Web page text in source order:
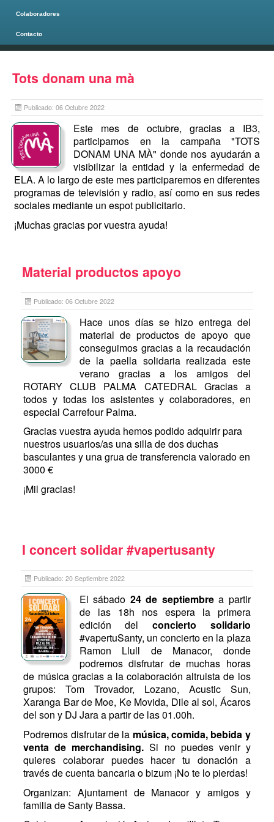
Colaboradores
Contacto
Tots donam una mà
Publicado: 06 Octubre 2022
Este mes de octubre, gracias a IB3,
participamos en la campaña "TOTS
DONAM UNA MÀ" donde nos ayudarán a
visibilizar la entidad y la enfermedad de
ELA. A lo largo de este mes participaremos en diferentes
programas de televisión y radio, así como en sus redes
sociales mediante un espot publicitario.
¡Muchas gracias por vuestra ayuda!
Material productos apoyo
Publicado: 06 Octubre 2022
Hace unos días se hizo entrega del
material de productos de apoyo que
conseguimos gracias a la recaudación
de la paella solidaria realizada este
verano gracias a los amigos del
ROTARY CLUB PALMA CATEDRAL Gracias a
todos y todas los asistentes y colaboradores, en
especialCarrefour Palma.
Gracias vuestra ayuda hemos podido adquirir para
nuestros usuarios/as una silla de dos duchas
basculantes y una grua de transferencia valorado en
3000 €
¡Mil gracias!
I concert solidar #vapertusanty
Publicado: 20 Septiembre 2022
El sábado 24 de septiembrea partir
de las 18h nos espera la primera
edición delconcierto solidario
#vapertuSanty, un concierto en la plaza
Ramon Llull de Manacor, donde
podremos disfrutar de muchas horas
de música gracias a la colaboración altruista de los
grupos: Tom Trovador, Lozano, Acustic Sun,
Xaranga Bar de Moe, Ke Movida, Dile al sol, Ácaros
del son y DJ Jara a partir de las 01.00h.
Podremos disfrutar de la música, comida, bebida y
venta de merchandising. Si no puedes venir y
quieres colaborar puedes hacer tu donación a
través de cuenta bancaria o bizum ¡No te lo pierdas!
Organizan: Ajuntament de Manacor y amigos y
familia de Santy Bassa.